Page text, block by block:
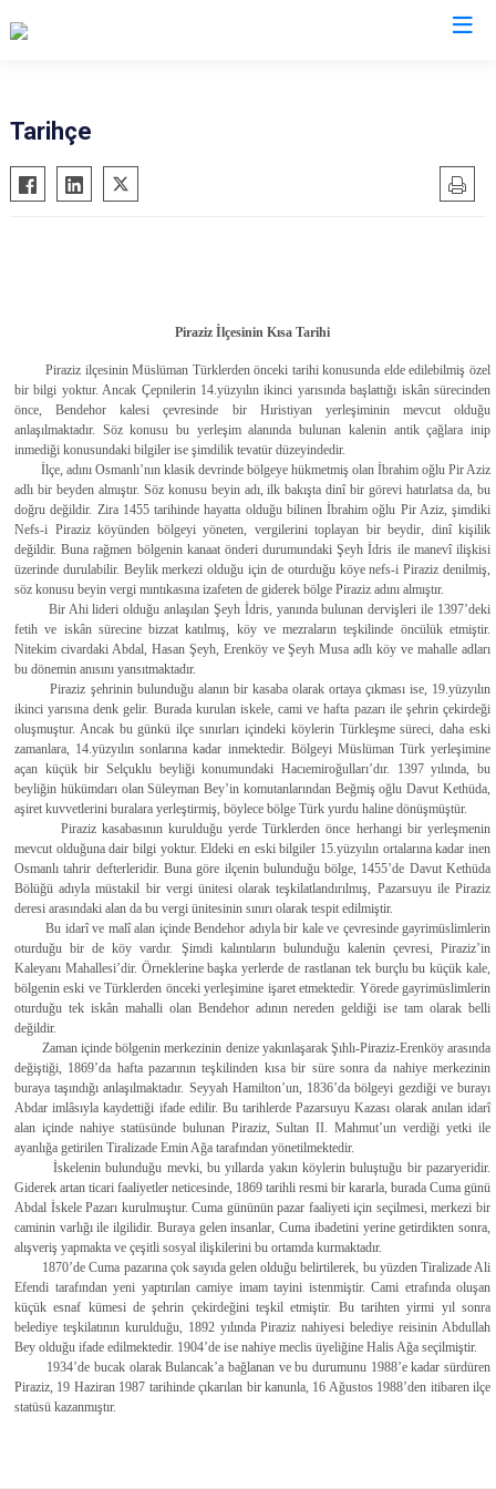
Alucra
Bulancak
Espiye
Eynesil
Yağlıdere
Tarihçe
Piraziz İlçesinin Kısa Tarihi
Piraziz ilçesinin Müslüman Türklerden önceki tarihi konusunda elde edilebilmiş özel
bir bilgi yoktur. Ancak Çepnilerin 14.yüzyılın ikinci yarısında başlattığı iskân sürecinden
önce, Bendehor kalesi çevresinde bir Hıristiyan yerleşiminin mevcut olduğu
anlaşılmaktadır. Söz konusu bu yerleşim alanında bulunan kalenin antik çağlara inip
inmediği konusundaki bilgiler ise şimdilik tevatür düzeyindedir.
İlçe, adını Osmanlı’nın klasik devrinde bölgeye hükmetmiş olan İbrahim oğlu Pir Aziz
adlı bir beyden almıştır. Söz konusu beyin adı, ilk bakışta dinî bir görevi hatırlatsa da, bu
doğru değildir. Zira 1455 tarihinde hayatta olduğu bilinen İbrahim oğlu Pir Aziz, şimdiki
Nefs-i Piraziz köyünden bölgeyi yöneten, vergilerini toplayan bir beydir, dinî kişilik
değildir. Buna rağmen bölgenin kanaat önderi durumundaki Şeyh İdris ile manevî ilişkisi
üzerinde durulabilir. Beylik merkezi olduğu için de oturduğu köye nefs-i Piraziz denilmiş,
söz konusu beyin vergi mıntıkasına izafeten de giderek bölge Piraziz adını almıştır.
Bir Ahi lideri olduğu anlaşılan Şeyh İdris, yanında bulunan dervişleri ile 1397’deki
fetih ve iskân sürecine bizzat katılmış, köy ve mezraların teşkilinde öncülük etmiştir.
Nitekim civardaki Abdal, Hasan Şeyh, Erenköy ve Şeyh Musa adlı köy ve mahalle adları
bu dönemin anısını yansıtmaktadır.
Piraziz şehrinin bulunduğu alanın bir kasaba olarak ortaya çıkması ise, 19.yüzyılın
ikinci yarısına denk gelir. Burada kurulan iskele, cami ve hafta pazarı ile şehrin çekirdeği
oluşmuştur. Ancak bu günkü ilçe sınırları içindeki köylerin Türkleşme süreci, daha eski
zamanlara, 14.yüzyılın sonlarına kadar inmektedir. Bölgeyi Müslüman Türk yerleşimine
açan küçük bir Selçuklu beyliği konumundaki Hacıemiroğulları’dır. 1397 yılında, bu
beyliğin hükümdarı olan Süleyman Bey’in komutanlarından Beğmiş oğlu Davut Kethüda,
aşiret kuvvetlerini buralara yerleştirmiş, böylece bölge Türk yurdu haline dönüşmüştür.
Piraziz kasabasının kurulduğu yerde Türklerden önce herhangi bir yerleşmenin
mevcut olduğuna dair bilgi yoktur. Eldeki en eski bilgiler 15.yüzyılın ortalarına kadar inen
Osmanlı tahrir defterleridir. Buna göre ilçenin bulunduğu bölge, 1455’de Davut Kethüda
Bölüğü adıyla müstakil bir vergi ünitesi olarak teşkilatlandırılmış, Pazarsuyu ile Piraziz
deresi arasındaki alan da bu vergi ünitesinin sınırı olarak tespit edilmiştir.
Bu idarî ve malî alan içinde Bendehor adıyla bir kale ve çevresinde gayrimüslimlerin
oturduğu bir de köy vardır. Şimdi kalıntıların bulunduğu kalenin çevresi, Piraziz’in
Kaleyanı Mahallesi’dir. Örneklerine başka yerlerde de rastlanan tek burçlu bu küçük kale,
bölgenin eski ve Türklerden önceki yerleşimine işaret etmektedir. Yörede gayrimüslimlerin
oturduğu tek iskân mahalli olan Bendehor adının nereden geldiği ise tam olarak belli
değildir.
Zaman içinde bölgenin merkezinin denize yakınlaşarak Şıhlı-Piraziz-Erenköy arasında
değiştiği, 1869’da hafta pazarının teşkilinden kısa bir süre sonra da nahiye merkezinin
buraya taşındığı anlaşılmaktadır. Seyyah Hamilton’un, 1836’da bölgeyi gezdiği ve burayı
Abdar imlâsıyla kaydettiği ifade edilir. Bu tarihlerde Pazarsuyu Kazası olarak anılan idarî
alan içinde nahiye statüsünde bulunan Piraziz, Sultan II. Mahmut’un verdiği yetki ile
ayanlığa getirilen Tiralizade Emin Ağa tarafından yönetilmektedir.
İskelenin bulunduğu mevki, bu yıllarda yakın köylerin buluştuğu bir pazaryeridir.
Giderek artan ticari faaliyetler neticesinde, 1869 tarihli resmi bir kararla, burada Cuma günü
Abdal İskele Pazarı kurulmuştur. Cuma gününün pazar faaliyeti için seçilmesi, merkezi bir
caminin varlığı ile ilgilidir. Buraya gelen insanlar, Cuma ibadetini yerine getirdikten sonra,
alışveriş yapmakta ve çeşitli sosyal ilişkilerini bu ortamda kurmaktadır.
1870’de Cuma pazarına çok sayıda gelen olduğu belirtilerek, bu yüzden Tiralizade Ali
Efendi tarafından yeni yaptırılan camiye imam tayini istenmiştir. Cami etrafında oluşan
küçük esnaf kümesi de şehrin çekirdeğini teşkil etmiştir. Bu tarihten yirmi yıl sonra
belediye teşkilatının kurulduğu, 1892 yılında Piraziz nahiyesi belediye reisinin Abdullah
Bey olduğu ifade edilmektedir. 1904’de ise nahiye meclis üyeliğine Halis Ağa seçilmiştir.
1934’de bucak olarak Bulancak’a bağlanan ve bu durumunu 1988’e kadar sürdüren
Piraziz, 19 Haziran 1987 tarihinde çıkarılan bir kanunla, 16 Ağustos 1988’den itibaren ilçe
statüsü kazanmıştır.